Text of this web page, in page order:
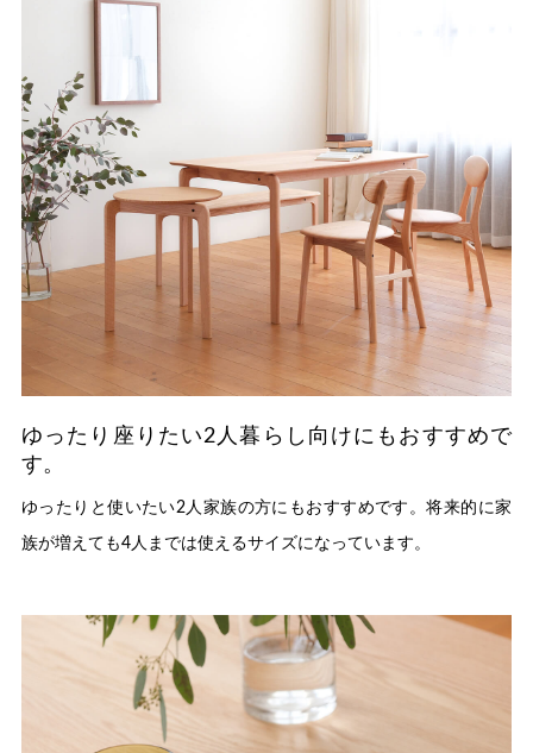
ゆったり座りたい2人暮らし向けにもおすすめで
す。
ゆったりと使いたい2人家族の方にもおすすめです。将来的に家
族が増えても4人までは使えるサイズになっています。